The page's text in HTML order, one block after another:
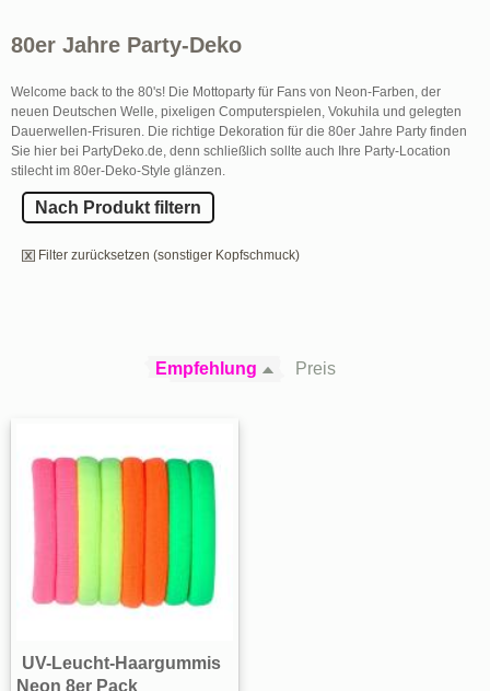
80er Jahre Party-Deko
Welcome back to the 80's! Die Mottoparty für Fans von Neon-Farben, der
neuen Deutschen Welle, pixeligen Computerspielen, Vokuhila und gelegten
Dauerwellen-Frisuren. Die richtige Dekoration für die 80er Jahre Party finden
Sie hier bei PartyDeko.de, denn schließlich sollte auch Ihre Party-Location
stilecht im 80er-Deko-Style glänzen.
Nach Produkt filtern
Filter zurücksetzen (sonstiger Kopfschmuck)
Empfehlung Preis
UV-Leucht-Haargummis
Neon 8er Pack